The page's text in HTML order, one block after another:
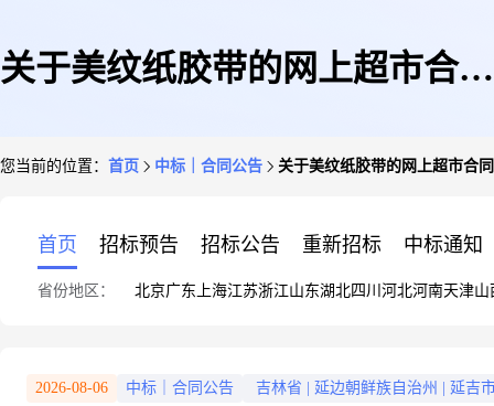
关于美纹纸胶带的网上超市合同
您当前的位置： 首页 中标｜合同公告 关于美纹纸胶带的网上超市合
首页 招标预告 招标公告 重新招标 中标通知
省份地区： 北京广东 上海江苏浙江山东湖北四川 河北河南天津山
2026-08-06 中标｜合同公告 吉林省 延边朝鲜族自治州 延吉